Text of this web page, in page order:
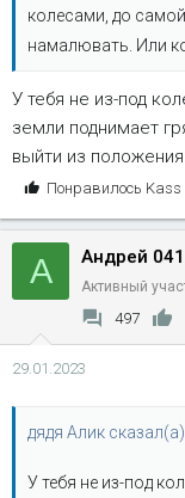
колесами, до
намалювать. Или
У тебя не из-под
земли поднимает
выйти из
С
м
п
а
:
Понравилось Kass
А Андрей 041
Активный
497
29.01.2023
дядя Алик
У тебя не из-под